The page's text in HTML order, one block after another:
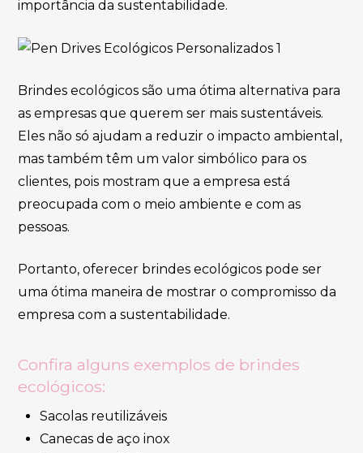
importância da sustentabilidade.
Brindes ecológicos são uma ótima alternativa para
as empresas que querem ser mais sustentáveis.
Eles não só ajudam a reduzir o impacto ambiental,
mas também têm um valor simbólico para os
clientes, pois mostram que a empresa está
preocupada com o meio ambiente e com as
pessoas.
Portanto, oferecer brindes ecológicos pode ser
uma ótima maneira de mostrar o compromisso da
empresa com a sustentabilidade.
Confira alguns exemplos de brindes
ecológicos:
Sacolas reutilizáveis
Canecas de aço inox